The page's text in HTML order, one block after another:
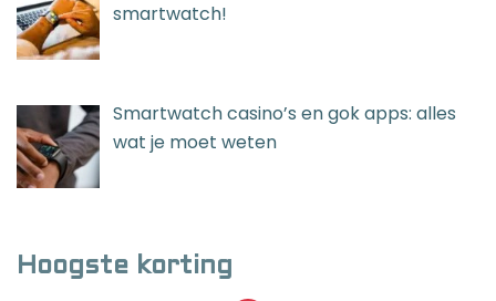
smartwatch!
Smartwatch casino’s en gok apps: alles
wat je moet weten
Hoogste korting